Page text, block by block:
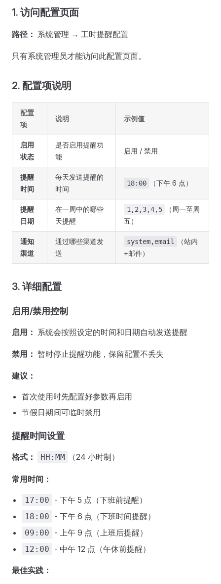
1. 访问配置页面
路径： 系统管理 → 工时提醒配置
只有系统管理员才能访问此配置页面。
2. 配置项说明
配置
项
说明 示例值
启用
状态
是否启用提醒功
能
启用 / 禁用
提醒
时间
每天发送提醒的
时间
18:00 （下午 6 点）
提醒
日期
在一周中的哪些
天提醒
1,2,3,4,5
（周一至周
五）
通知
渠道
通过哪些渠道发
送
system,email
（站内
+邮件）
3. 详细配置
启用/禁用控制
启用： 系统会按照设定的时间和日期自动发送提醒
禁用： 暂时停止提醒功能，保留配置不丢失
建议：
首次使用时先配置好参数再启用
节假日期间可临时禁用
提醒时间设置
格式： HH:MM （24 小时制）
常用时间：
17:00 - 下午 5 点（下班前提醒）
18:00 - 下午 6 点（下班时间提醒）
09:00 - 上午 9 点（上班后提醒）
12:00 - 中午 12 点（午休前提醒）
最佳实践：